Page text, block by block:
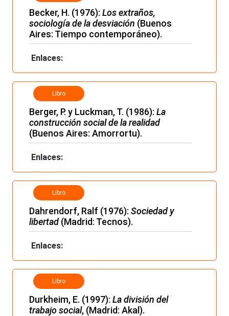
Becker, H. (1976): Los extraños,
sociología de la desviación (Buenos
Aires: Tiempo contemporáneo).
Enlaces:
Libro
Berger, P. y Luckman, T. (1986): La
construcción social de la realidad
(Buenos Aires: Amorrortu).
Enlaces:
Libro
Dahrendorf, Ralf (1976): Sociedad y
libertad(Madrid: Tecnos).
Enlaces:
Libro
Durkheim, E. (1997): La división del
trabajo social, (Madrid: Akal).